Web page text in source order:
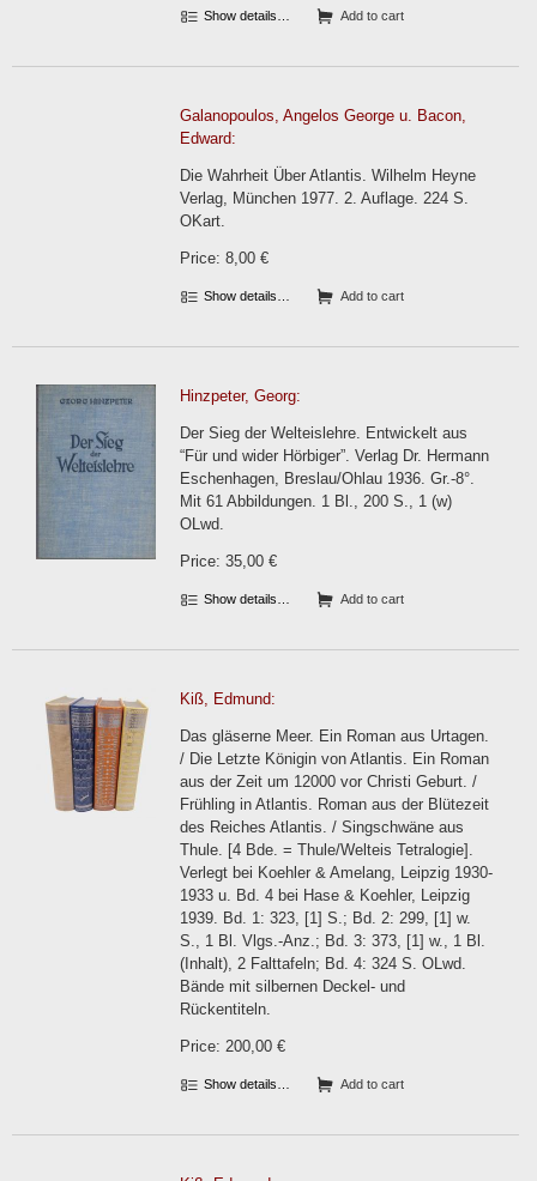
Show details… Add to cart
Galanopoulos, Angelos George u. Bacon,
Edward:
Die Wahrheit Über Atlantis. Wilhelm Heyne
Verlag, München 1977. 2. Auflage. 224 S.
OKart.
Price: 8,00 €
Show details… Add to cart
Hinzpeter, Georg:
Der Sieg der Welteislehre. Entwickelt aus
“Für und wider Hörbiger”. Verlag Dr. Hermann
Eschenhagen, Breslau/Ohlau 1936. Gr.-8°.
Mit 61 Abbildungen. 1 Bl., 200 S., 1 (w)
OLwd.
Price: 35,00 €
Show details… Add to cart
Kiß, Edmund:
Das gläserne Meer. Ein Roman aus Urtagen.
/ Die Letzte Königin von Atlantis. Ein Roman
aus der Zeit um 12000 vor Christi Geburt. /
Frühling in Atlantis. Roman aus der Blütezeit
des Reiches Atlantis. / Singschwäne aus
Thule. [4 Bde. = Thule/Welteis Tetralogie].
Verlegt bei Koehler & Amelang, Leipzig 1930-
1933 u. Bd. 4 bei Hase & Koehler, Leipzig
1939. Bd. 1: 323, [1] S.; Bd. 2: 299, [1] w.
S., 1 Bl. Vlgs.-Anz.; Bd. 3: 373, [1] w., 1 Bl.
(Inhalt), 2 Falttafeln; Bd. 4: 324 S. OLwd.
Bände mit silbernen Deckel- und
Rückentiteln.
Price: 200,00 €
Show details… Add to cart